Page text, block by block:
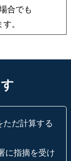
合でも
。
ただ計算する
に指摘を受け